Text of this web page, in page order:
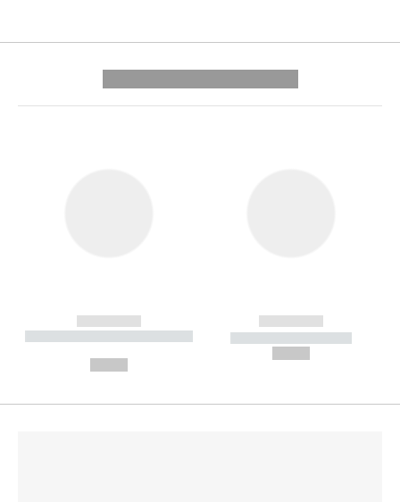
------------
----------- ----------- --------
------------
----------- -----------